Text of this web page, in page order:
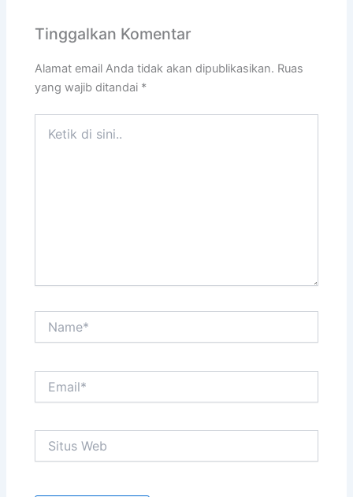
Tinggalkan Komentar
Alamat email Anda tidak akan dipublikasikan. Ruas
yang wajib ditandai *
Web